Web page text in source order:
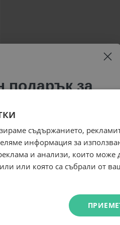
съдържанието,
информация за
и анализи, които може
или която са събрали от
подарък за
само за теб като
и получи отстъпка от
поръчка.